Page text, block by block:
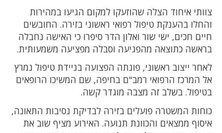
צוותי איחוד הצלה שהוזעקו למקום הגיעו במהירות
והחלו בהענקת טיפול רפואי ראשוני בזירה. החובשים
חיים חכים, ישי שור ואלון הדר סיפרו כי האישה נחבלה
בראשה כתוצאה מהפגיעה וסבלה מפציעה משמעותית.
לאחר ייצוב ראשוני, פונתה הפצועה בניידת טיפול נמרץ
אל המרכז הרפואי רמב"ם בחיפה, שם המשיכו הרופאים
בטיפול. בשלב זה מצבה מוגדר קשה.
כוחות המשטרה פועלים בזירה לבדיקת נסיבות התאונה,
איסוף ממצאים והכוונת תנועה. האירוע מציף שוב את